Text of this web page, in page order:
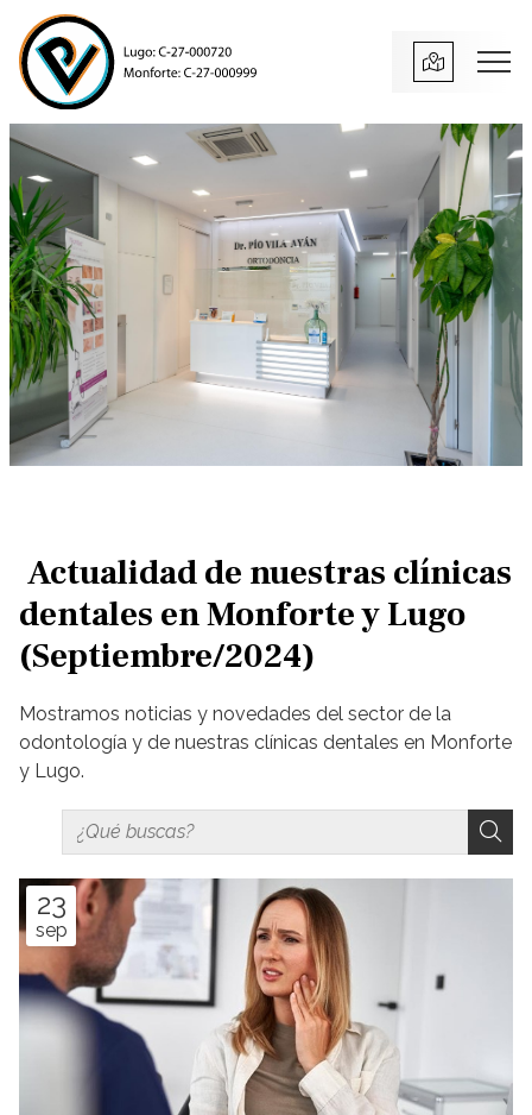
Actualidad de nuestras clínicas
dentales en Monforte y Lugo
(Septiembre/2024)
Mostramos noticias y novedades del sector de la
odontología y de nuestras clínicas dentales en Monforte
y Lugo.
23
sep